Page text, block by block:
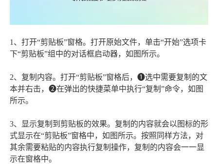
1、打开“剪贴板”窗格。打开原始文件，单击“开始”选项卡
下“剪贴板”组中的对话框启动器，如图所示。
2、复制内容。打开“剪贴板”窗格后，❶选中需要复制的文
本并右击，❷在弹出的快捷菜单中执行“复制”命令，如图
所示。
3、显示复制到剪贴板的效果。复制的内容就会以图标的形
式显示在“剪贴板”窗格中，如图所示。按照同样方法，对
其余需要粘贴的内容执行复制操作，复制的内容会一一显
示在窗格中。